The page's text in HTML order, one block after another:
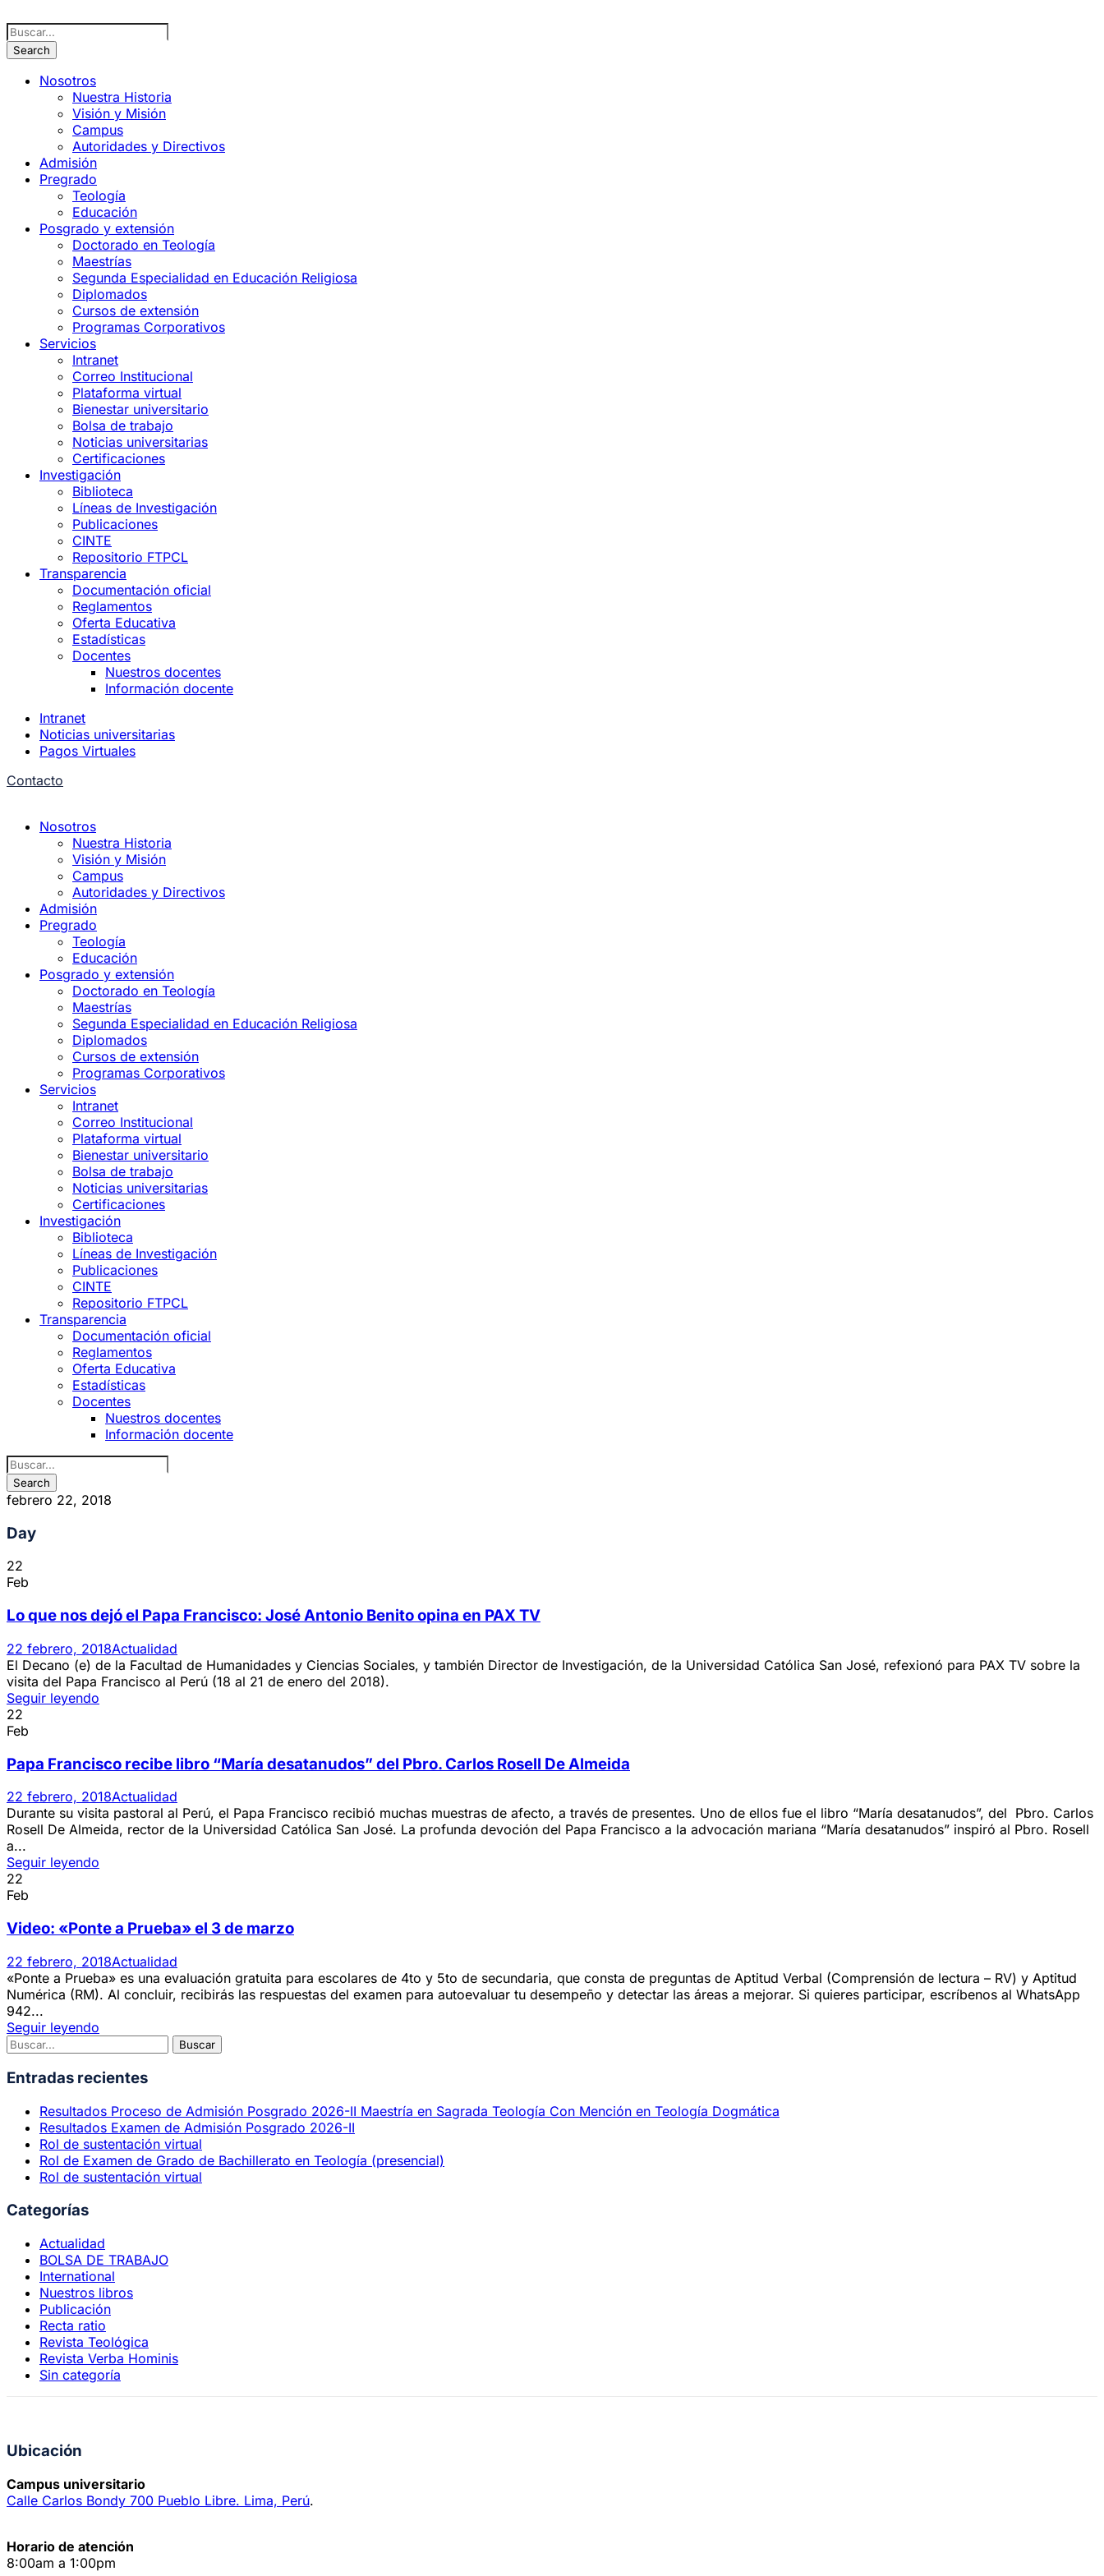
Nosotros
Nuestra Historia
Visión y Misión
Campus
Autoridades y Directivos
Admisión
Pregrado
Teología
Educación
Posgrado y extensión
Doctorado en Teología
Maestrías
Segunda Especialidad en Educación Religiosa
Diplomados
Cursos de extensión
Programas Corporativos
Servicios
Intranet
Correo Institucional
Plataforma virtual
Bienestar universitario
Bolsa de trabajo
Noticias universitarias
Certificaciones
Investigación
Biblioteca
Líneas de Investigación
Publicaciones
CINTE
Repositorio FTPCL
Transparencia
Documentación oficial
Reglamentos
Oferta Educativa
Estadísticas
Docentes
Nuestros docentes
Información docente
Intranet
Noticias universitarias
Pagos Virtuales
Contacto
Nosotros
Nuestra Historia
Visión y Misión
Campus
Autoridades y Directivos
Admisión
Pregrado
Teología
Educación
Posgrado y extensión
Doctorado en Teología
Maestrías
Segunda Especialidad en Educación Religiosa
Diplomados
Cursos de extensión
Programas Corporativos
Servicios
Intranet
Correo Institucional
Plataforma virtual
Bienestar universitario
Bolsa de trabajo
Noticias universitarias
Certificaciones
Investigación
Biblioteca
Líneas de Investigación
Publicaciones
CINTE
Repositorio FTPCL
Transparencia
Documentación oficial
Reglamentos
Oferta Educativa
Estadísticas
Docentes
Nuestros docentes
Información docente
febrero 22, 2018
Day
22
Feb
Lo que nos dejó el Papa Francisco: José Antonio Benito opina en PAX TV
22 febrero, 2018Actualidad
El Decano (e) de la Facultad de Humanidades y Ciencias Sociales, y también Director de Investigación, de la Universidad Católica San José, refexionó para PAX TV sobre la
visita del Papa Francisco al Perú (18 al 21 de enero del 2018).
Seguir leyendo
22
Feb
Papa Francisco recibe libro “María desatanudos” del Pbro. Carlos Rosell De Almeida
22 febrero, 2018Actualidad
Durante su visita pastoral al Perú, el Papa Francisco recibió muchas muestras de afecto, a través de presentes. Uno de ellos fue el libro “María desatanudos”, del Pbro. Carlos
Rosell De Almeida, rector de la Universidad Católica San José. La profunda devoción del Papa Francisco a la advocación mariana “María desatanudos” inspiró al Pbro. Rosell
a...
Seguir leyendo
22
Feb
Video: «Ponte a Prueba» el 3 de marzo
22 febrero, 2018Actualidad
«Ponte a Prueba» es una evaluación gratuita para escolares de 4to y 5to de secundaria, que consta de preguntas de Aptitud Verbal (Comprensión de lectura – RV) y Aptitud
Numérica (RM). Al concluir, recibirás las respuestas del examen para autoevaluar tu desempeño y detectar las áreas a mejorar. Si quieres participar, escríbenos al WhatsApp
942...
Seguir leyendo
Entradas recientes
Resultados Proceso de Admisión Posgrado 2026-II Maestría en Sagrada Teología Con Mención en Teología Dogmática
Resultados Examen de Admisión Posgrado 2026-II
Rol de sustentación virtual
Rol de Examen de Grado de Bachillerato en Teología (presencial)
Rol de sustentación virtual
Categorías
Actualidad
BOLSA DE TRABAJO
International
Nuestros libros
Publicación
Recta ratio
Revista Teológica
Revista Verba Hominis
Sin categoría
Ubicación
Campus universitario
Calle Carlos Bondy 700 Pueblo Libre. Lima, Perú.
Horario de atención
8:00am a 1:00pm